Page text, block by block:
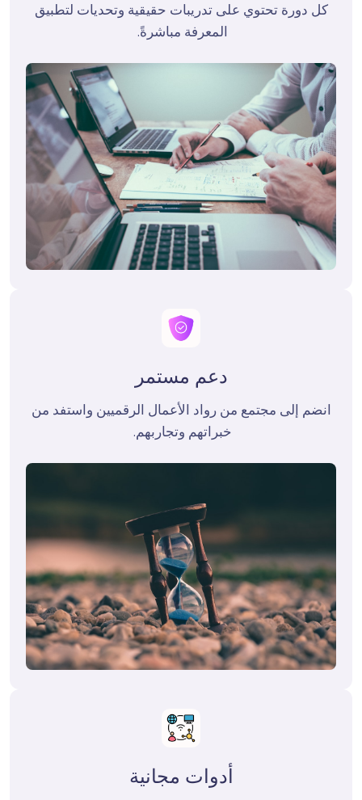
كل دورة تحتوي على تدريبات حقيقية وتحديات لتطبيق
المعرفة مباشرةً.
دعم مستمر
انضم إلى مجتمع من رواد الأعمال الرقميين واستفد من
خبراتهم وتجاربهم.
أدوات مجانية